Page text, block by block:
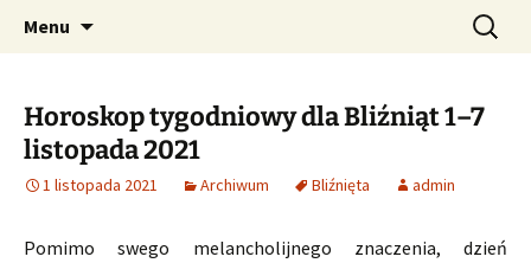
CzaroMarowy horoskop
dzienny, miesięczny i
tygodniowy
Profesjonalne przepowiednie astrologiczne
Menu Szukaj:
Horoskop tygodniowy dla Bliźniąt 1–7
listopada 2021
1 listopada 2021 Archiwum Bliźnięta admin
Pomimo swego melancholijnego znaczenia, dzień